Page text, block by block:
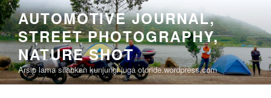
Skip
to
content
AUTOMOTIVE JOURNAL,
STREET PHOTOGRAPHY,
NATURE SHOT
Arsip lama silahkan kunjungi juga otoride.wordpress.com